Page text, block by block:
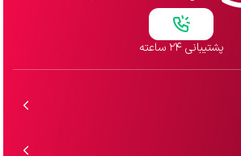
پشتیبانی ۲۴ ساعته